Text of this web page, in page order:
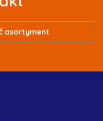
asortyment